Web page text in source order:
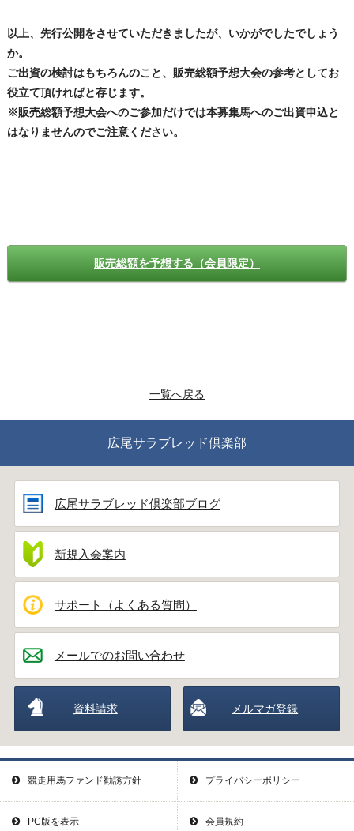
以上、先行公開をさせていただきましたが、いかがでしたでしょう
か。
ご出資の検討はもちろんのこと、販売総額予想大会の参考としてお
役立て頂ければと存じます。
※販売総額予想大会へのご参加だけでは本募集馬へのご出資申込と
はなりませんのでご注意ください。
販売総額を予想する（会員限定）
一覧へ戻る
広尾サラブレッド倶楽部
広尾サラブレッド倶楽部ブログ
新規入会案内
サポート（よくある質問）
メールでのお問い合わせ
資料請求 メルマガ登録
競走用馬ファンド勧誘方針 プライバシーポリシー
PC版を表示 会員規約